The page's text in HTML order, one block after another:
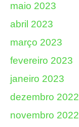
maio 2023
abril 2023
março 2023
fevereiro 2023
janeiro 2023
dezembro 2022
novembro 2022